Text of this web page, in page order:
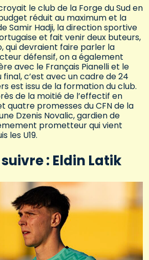
le club de la Forge du Sud en
réduit au maximum et la
Samir Hadji, la direction sportive
et fait venir deux buteurs,
qui devraient faire parler la
défensif, on a également
avec le Français Pianelli et le
final, c’est avec un cadre de 24
est issu de la formation du club.
de la moitié de l’effectif en
quatre promesses du CFN de la
Dzenis Novalic, gardien de
prometteur qui vient
les U19.
: Eldin Latik